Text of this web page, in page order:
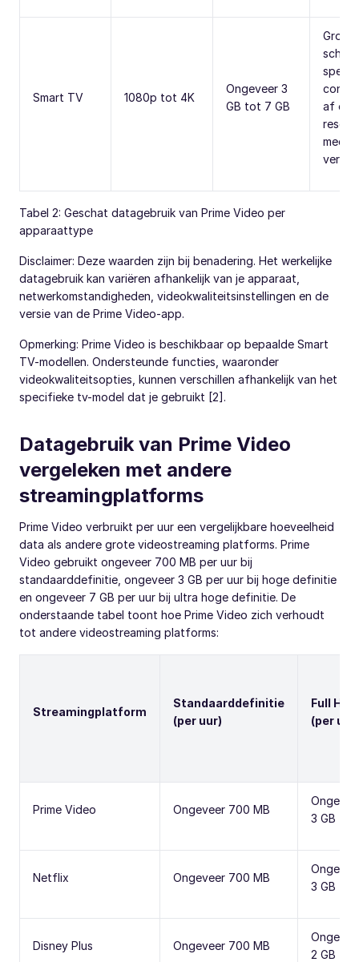
Smart TV 1080p tot 4K
Ongeveer 3
GB tot 7 GB
spelen
af op
meer
Tabel 2: Geschat datagebruik van Prime Video per
apparaattype
Disclaimer: Deze waarden zijn bij benadering. Het werkelijke
datagebruik kan variëren afhankelijk van je apparaat,
netwerkomstandigheden, videokwaliteitsinstellingen en de
versie van de Prime Video-app.
Opmerking: Prime Video is beschikbaar op bepaalde Smart
TV-modellen. Ondersteunde functies, waaronder
videokwaliteitsopties, kunnen verschillen afhankelijk van het
specifieke tv-model dat je gebruikt [2].
Datagebruik van Prime Video
vergeleken met andere
streamingplatforms
Prime Video verbruikt per uur een vergelijkbare hoeveelheid
data als andere grote videostreaming platforms. Prime
Video gebruikt ongeveer 700 MB per uur bij
standaarddefinitie, ongeveer 3 GB per uur bij hoge definitie
en ongeveer 7 GB per uur bij ultra hoge definitie. De
onderstaande tabel toont hoe Prime Video zich verhoudt
tot andere videostreaming platforms:
Streamingplatform
Standaarddefinitie
(per uur)
Full HD
(per uur)
Prime Video Ongeveer 700 MB
3 GB
Netflix Ongeveer 700 MB
3 GB
Disney Plus Ongeveer 700 MB
2 GB